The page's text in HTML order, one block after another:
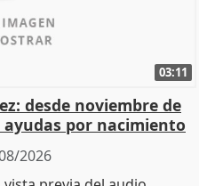
03:11
desde noviembre de
ayudas por nacimiento
2026